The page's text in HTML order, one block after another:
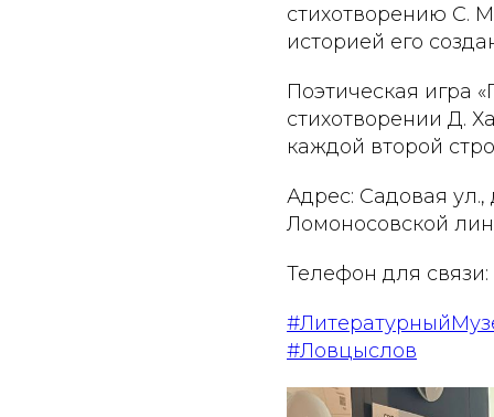
стихотворению С.
историей его
Поэтическая игра
стихотворении Д.
каждой второй
Адрес: Садовая
Ломоносовской
Телефон для связи:
#Ловцыслов